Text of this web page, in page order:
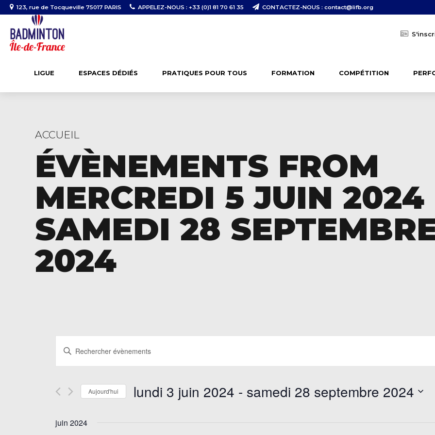
123, rue de Tocqueville 75017 PARIS APPELEZ-NOUS : +33 (0)1 81 70 61 35 CONTACTEZ-NOUS : contact@lifb.org
LIGUE ESPACES DÉDIÉS PRATIQUES POUR TOUS FORMATION COMPÉTITION
ACCUEIL
ÉVÈNEMENTS FROM
MERCREDI 5 JUIN 2024
SAMEDI 28
2024
Recherche
et
de
Évènements
Saisir
Rechercher
Évènements
clé.
Aujourd'hui lundi 3 juin 2024 - samedi 28 septembre 2024
juin 2024